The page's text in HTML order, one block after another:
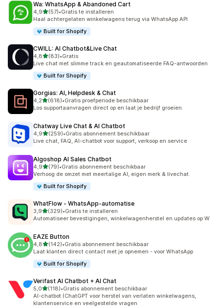
Wa: WhatsApp & Abandoned Cart
4,9van 5 sterren
(57)
57 recensies in totaal
•Gratis te installeren
Haal achtergelaten winkelwagens terug via WhatsApp API
Built for Shopify
CWILL: AI Chatbot&Live Chat
4,8van 5 sterren
(83)
83 recensies in totaal
•Gratis
Live chat met slimme track en geautomatiseerde FAQ-antwoorden
Built for Shopify
Gorgias: AI, Helpdesk & Chat
4,2van 5 sterren
(618)
618 recensies in totaal
•Gratis proefperiode beschikbaar
Los supportaanvragen direct op en laat je bedrijf groeien.
Chatway Live Chat & AI Chatbot
4,9van 5 sterren
(259)
259 recensies in totaal
•Gratis abonnement beschikbaar
Live chat, FAQ, AI-chatbot voor support, verkoop en service
Algoshop AI Sales Chatbot
4,9van 5 sterren
(79)
79 recensies in totaal
•Gratis abonnement beschikbaar
Verhoog de omzet met meertalige AI, eigen merk & livechat.
Built for Shopify
WhatFlow ‑ WhatsApp‑automatise
3,9van 5 sterren
(329)
329 recensies in totaal
•Gratis te installeren
Automatiseer bevestigingen, winkelwagenherstel en updates op W
EAZE Button
4,8van 5 sterren
(142)
142 recensies in totaal
•Gratis abonnement beschikbaar
Laat klanten direct contact met je opnemen - voor WhatsApp
Built for Shopify
Verifast AI Chatbot + AI Chat
5,0van 5 sterren
(118)
118 recensies in totaal
•Gratis abonnement beschikbaar
AI-chatbot (ChatGPT voor herstel van verlaten winkelwagens,
klantenservice en veelgestelde vragen